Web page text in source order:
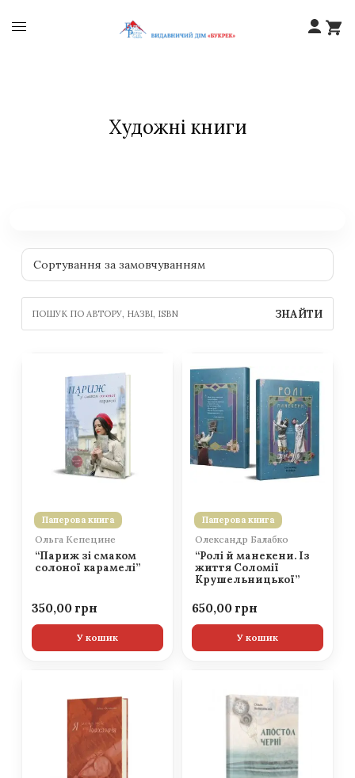
Художні книги
ЗНАЙТИ
Паперова книга
Ольга Кепецине
“Париж зі смаком
солоної карамелі”
350,00
У кошик
Паперова книга
Олександр Балабко
“Ролі й манекени. Із
життя Соломії
Крушельницької”
650,00
У кошик